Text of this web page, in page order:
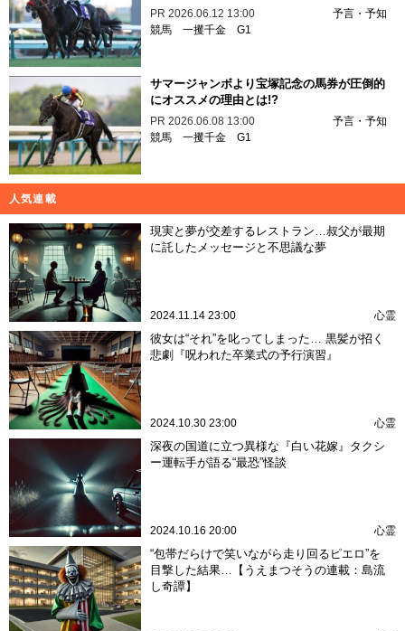
PR 2026.06.12 13:00
予言・予知
競馬 一攫千金 G1
サマージャンボより宝塚記念の馬券が圧倒的
にオススメの理由とは!?
PR 2026.06.08 13:00
予言・予知
競馬 一攫千金 G1
人気連載
現実と夢が交差するレストラン…叔父が最期
に託したメッセージと不思議な夢
2024.11.14 23:00 心霊
彼女は“それ”を叱ってしまった… 黒髪が招く
悲劇『呪われた卒業式の予行演習』
2024.10.30 23:00 心霊
深夜の国道に立つ異様な『白い花嫁』タクシ
ー運転手が語る“最恐”怪談
2024.10.16 20:00 心霊
“包帯だらけで笑いながら走り回るピエロ”を
目撃した結果…【うえまつそうの連載：島流
し奇譚】